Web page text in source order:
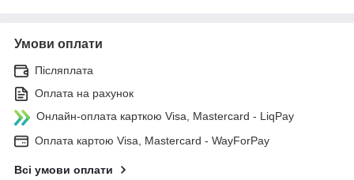
Умови оплати
Післяплата
Оплата на рахунок
Онлайн-оплата карткою Visa, Mastercard - LiqPay
Оплата картою Visa, Mastercard - WayForPay
Всі умови оплати